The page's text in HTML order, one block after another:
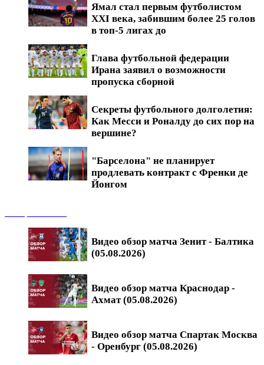
Ямал стал первым футболистом
XXI века, забившим более 25 голов
в топ-5 лигах до
Глава футбольной федерации
Ирана заявил о возможности
пропуска сборной
Секреты футбольного долголетия:
Как Месси и Роналду до сих пор на
вершине?
"Барселона" не планирует
продлевать контракт с Френки де
Йонгом
Видео обзор матча Зенит - Балтика
(05.08.2026)
Видео обзор матча Краснодар -
Ахмат (05.08.2026)
Видео обзор матча Спартак Москва
- Оренбург (05.08.2026)